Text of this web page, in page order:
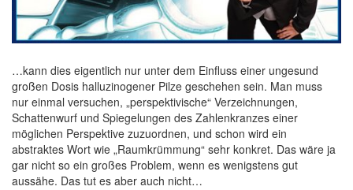
…kann dies eigentlich nur unter dem Einfluss einer ungesund
großen Dosis halluzinogener Pilze geschehen sein. Man muss
nur einmal versuchen, „perspektivische“ Verzeichnungen,
Schattenwurf und Spiegelungen des Zahlenkranzes einer
möglichen Perspektive zuzuordnen, und schon wird ein
abstraktes Wort wie „Raumkrümmung“ sehr konkret. Das wäre ja
gar nicht so ein großes Problem, wenn es wenigstens gut
aussähe. Das tut es aber auch nicht…